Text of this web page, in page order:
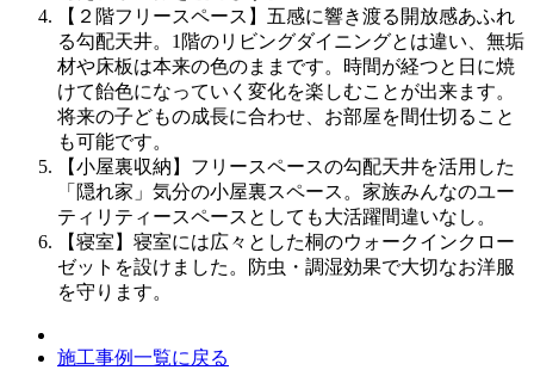
【２階フリースペース】五感に響き渡る開放感あふれ
る勾配天井。1階のリビングダイニングとは違い、無垢
材や床板は本来の色のままです。時間が経つと日に焼
けて飴色になっていく変化を楽しむことが出来ます。
将来の子どもの成長に合わせ、お部屋を間仕切ること
も可能です。
【小屋裏収納】フリースペースの勾配天井を活用した
「隠れ家」気分の小屋裏スペース。家族みんなのユー
ティリティースペースとしても大活躍間違いなし。
【寝室】寝室には広々とした桐のウォークインクロー
ゼットを設けました。防虫・調湿効果で大切なお洋服
を守ります。
施工事例一覧に戻る